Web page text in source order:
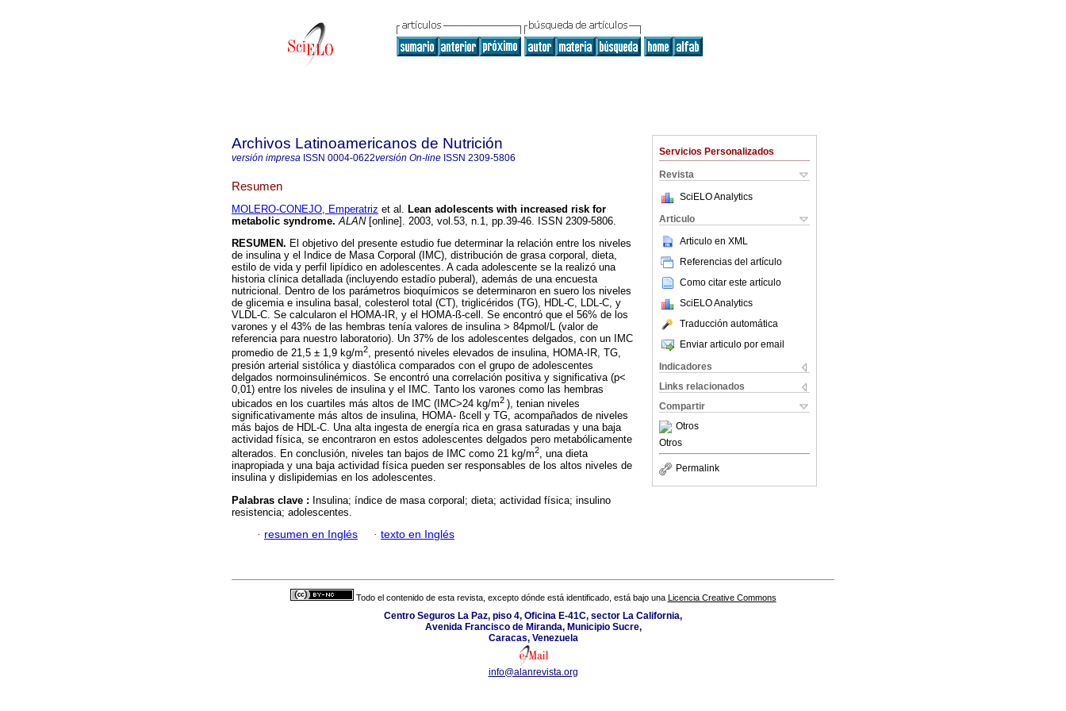
Servicios Personalizados
Revista
SciELO Analytics
Articulo
Articulo en XML
Referencias del artículo
Como citar este artículo
SciELO Analytics
Traducción automática
Enviar articulo por email
Indicadores
Links relacionados
Compartir
Otros
Otros
Permalink
Archivos Latinoamericanos de Nutrición
versión impresa ISSN 0004-0622versión On-line ISSN 2309-5806
Resumen
MOLERO-CONEJO, Emperatriz et al. Lean adolescents with increased risk for
metabolic syndrome. ALAN[online]. 2003, vol.53, n.1, pp.39-46. ISSN 2309-5806.
RESUMEN. El objetivo del presente estudio fue determinar la relación entre los niveles
de insulina y el Indice de Masa Corporal (IMC), distribución de grasa corporal, dieta,
estilo de vida y perfil lipídico en adolescentes. A cada adolescente se la realizó una
historia clínica detallada (incluyendo estadío puberal), además de una encuesta
nutricional. Dentro de los parámetros bioquímicos se determinaron en suero los niveles
de glicemia e insulina basal, colesterol total (CT), triglicéridos (TG), HDL-C, LDL-C, y
VLDL-C. Se calcularon el HOMA-IR, y el HOMA-ß-cell. Se encontró que el 56% de los
varones y el 43% de las hembras tenía valores de insulina > 84pmol/L (valor de
referencia para nuestro laboratorio). Un 37% de los adolescentes delgados, con un IMC
promedio de 21,5 ± 1,9 kg/m2, presentó niveles elevados de insulina, HOMA-IR, TG,
presión arterial sistólica y diastólica comparados con el grupo de adolescentes
delgados normoinsulinémicos. Se encontró una correlación positiva y significativa (p<
0,01) entre los niveles de insulina y el IMC. Tanto los varones como las hembras
ubicados en los cuartiles más altos de IMC (IMC>24 kg/m2 ), tenian niveles
significativamente más altos de insulina, HOMA- ßcell y TG, acompañados de niveles
más bajos de HDL-C. Una alta ingesta de energía rica en grasa saturadas y una baja
actividad física, se encontraron en estos adolescentes delgados pero metabólicamente
alterados. En conclusión, niveles tan bajos de IMC como 21 kg/m2, una dieta
inapropiada y una baja actividad física pueden ser responsables de los altos niveles de
insulina y dislipidemias en los adolescentes.
Palabras clave : Insulina; índice de masa corporal; dieta; actividad física; insulino
resistencia; adolescentes.
· resumen en Inglés · texto en Inglés
Todo el contenido de esta revista, excepto dónde está identificado, está bajo una Licencia Creative Commons
Centro Seguros La Paz, piso 4, Oficina E-41C, sector La California,
Avenida Francisco de Miranda, Municipio Sucre,
Caracas, Venezuela
info@alanrevista.org